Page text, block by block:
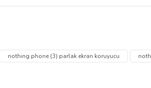
sayesinde ekranın orijinal görüntü
Bu ürüne ilk yorumu siz
Ürün hakkında henüz soru
nothing phone (3) parlak ekran koruyucu